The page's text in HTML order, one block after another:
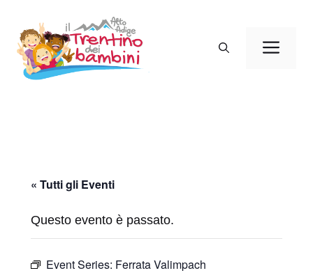
contenuto
« Tutti gli Eventi
Questo evento è passato.
Event Series: Ferrata Valimpach